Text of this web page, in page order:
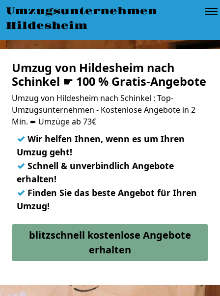
Umzugsunternehmen
Hildesheim
Umzug von Hildesheim nach
Schinkel ☛ 100 % Gratis-Angebote
Umzug von Hildesheim nach Schinkel : Top-
Umzugsunternehmen - Kostenlose Angebote in 2
Min. ➨ Umzüge ab 73€
✓ Wir helfen Ihnen, wenn es um Ihren
Umzug geht!
✓ Schnell & unverbindlich Angebote
erhalten!
✓ Finden Sie das beste Angebot für Ihren
Umzug!
blitzschnell kostenlose Angebote
erhalten